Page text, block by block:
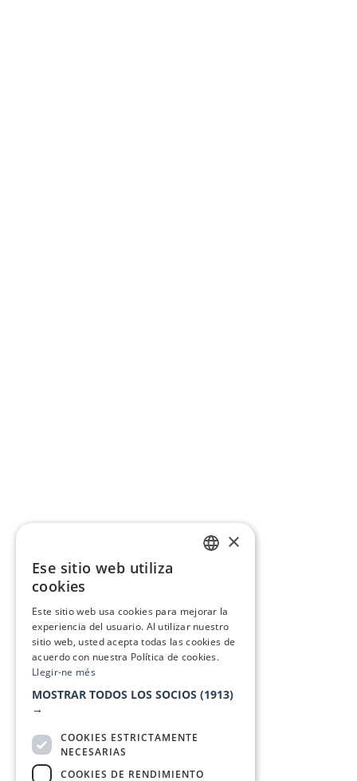
×
Ese sitio web utiliza
cookies
Este sitio web usa cookies para mejorar la
experiencia del usuario. Al utilizar nuestro
sitio web, usted acepta todas las cookies de
acuerdo con nuestra Política de cookies.
Llegir-ne més
MOSTRAR TODOS LOS SOCIOS (1913)
→
COOKIES ESTRICTAMENTE
NECESARIAS
COOKIES DE RENDIMIENTO